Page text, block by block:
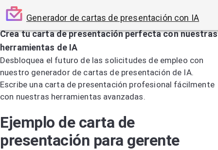
Generador de cartas de presentación con IA
Crea tu carta de presentación perfecta con nuestras
herramientas de IA
Desbloquea el futuro de las solicitudes de empleo con
nuestro generador de cartas de presentación de IA.
Escribe una carta de presentación profesional fácilmente
con nuestras herramientas avanzadas.
Ejemplo de carta de
presentación para gerente